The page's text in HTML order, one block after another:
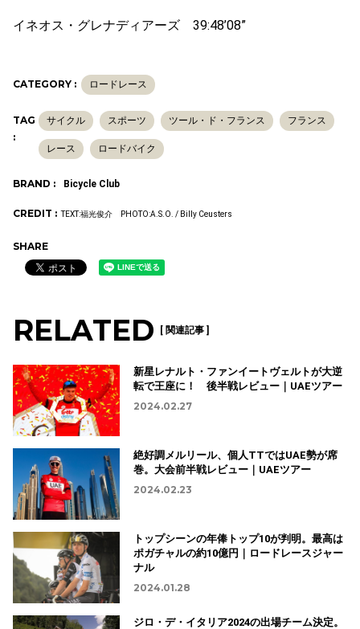
イネオス・グレナディアーズ 39:48’08”
CATEGORY : ロードレース
TAG
:
サイクル スポーツ ツール・ド・フランス フランス
レース ロードバイク
BRAND : Bicycle Club
CREDIT : TEXT:福光俊介 PHOTO:A.S.O. / Billy Ceusters
SHARE
RELATED [ 関連記事 ]
新星レナルト・ファンイートヴェルトが大逆
転で王座に！ 後半戦レビュー｜UAEツアー
2024.02.27
絶好調メルリール、個人TTではUAE勢が席
巻。大会前半戦レビュー｜UAEツアー
2024.02.23
トップシーンの年俸トップ10が判明。最高は
ポガチャルの約10億円｜ロードレースジャー
ナル
2024.01.28
ジロ・デ・イタリア2024の出場チーム決定。